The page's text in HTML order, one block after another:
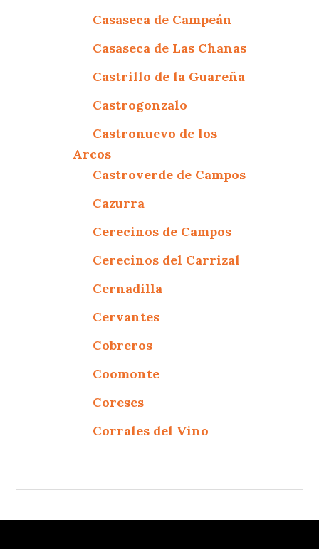
Casaseca de Campeán
Casaseca de Las Chanas
Castrillo de la Guareña
Castrogonzalo
Castronuevo de los
Arcos
Castroverde de Campos
Cazurra
Cerecinos de Campos
Cerecinos del Carrizal
Cernadilla
Cervantes
Cobreros
Coomonte
Coreses
Corrales del Vino